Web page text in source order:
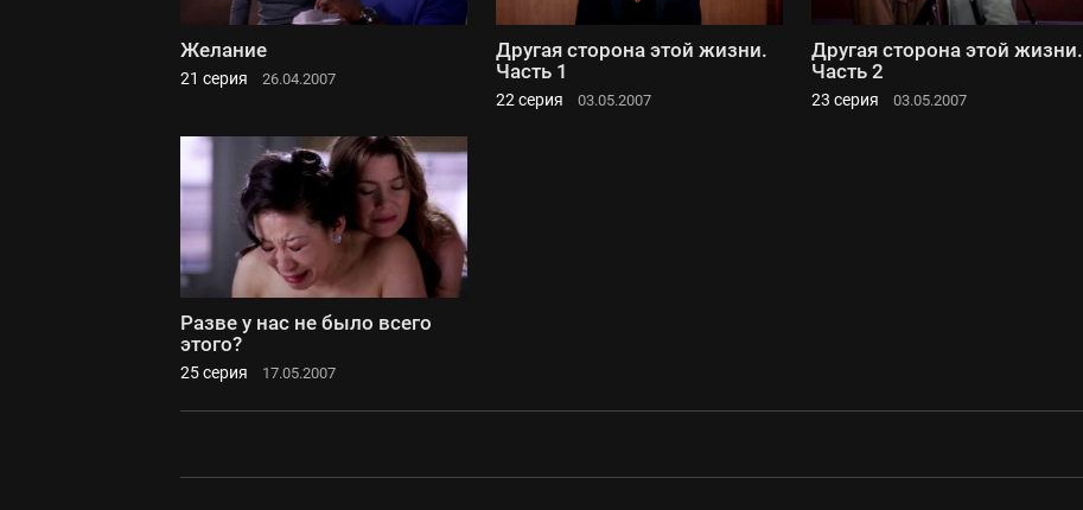
Желание
21 серия 26.04.2007
Другая сторона этой жизни.
Часть 1
22 серия 03.05.2007
Другая сторона этой жизни.
Часть 2
23 серия 03.05.2007
Разве у нас не было всего
этого?
25 серия 17.05.2007